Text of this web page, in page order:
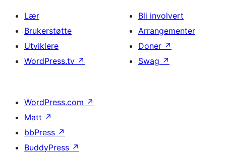
Lær
Brukerstøtte
Utviklere
WordPress.tv ↗
Bli involvert
Arrangementer
Doner ↗
Swag ↗
WordPress.com ↗
Matt ↗
bbPress ↗
BuddyPress ↗